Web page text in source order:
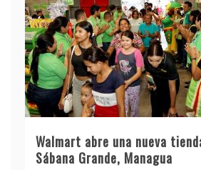
Walmart abre una nueva
Sábana Grande, Managua